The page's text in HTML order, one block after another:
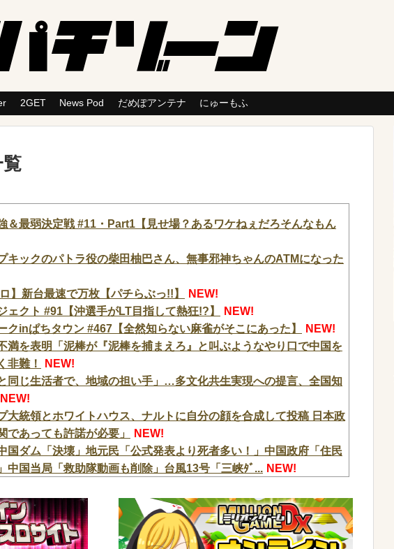
2GET News Pod だめぽアンテナ にゅーもふ
＆最弱決定戦 #11・Part1【見せ場？あるワケねぇだろそんなもん
キックのパトラ役の柴田柚巴さん、無事邪神ちゃんのATMになった
】新台最速で万枚【パチらぶっ!!】
NEW!
ェクト #91【沖選手がLT目指して熱狂!?】
NEW!
クinぱちタウン #467【全然知らない麻雀がそこにあった】
NEW!
満を表明「泥棒が『泥棒を捕まえろ』と叫ぶようなやり口で中国を
非難！
NEW!
同じ生活者で、地域の担い手」…多文化共生実現への提言、全国知
NEW!
大統領とホワイトハウス、ナルトに自分の顔を合成して投稿 日本政
であっても許諾が必要」
NEW!
国ダム「決壊」地元民「公式発表より死者多い！」中国政府「住民
中国当局「救助隊動画も削除」台風13号「三峡ﾀﾞ... NEW!
ノーマルタイプでも下皿はガッチガチがデフォ」←マジで無駄な事
ガキ「ヤバい！ヤバい！エグい！エグい！アツい！アツい！」←語